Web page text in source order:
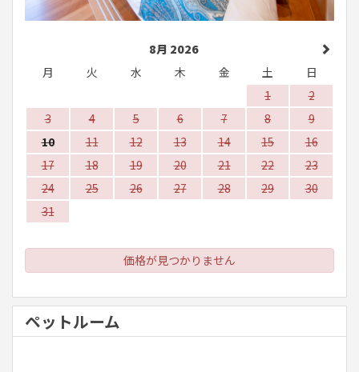
8月 2026
月
火 水 木 金 土
日
1
2
3
4 5 6 7 8
9
10
11 12 13 14 15
16
17
18 19 20 21 22
23
24
25 26 27 28 29
30
31
価格が見つかりません
ペットルーム